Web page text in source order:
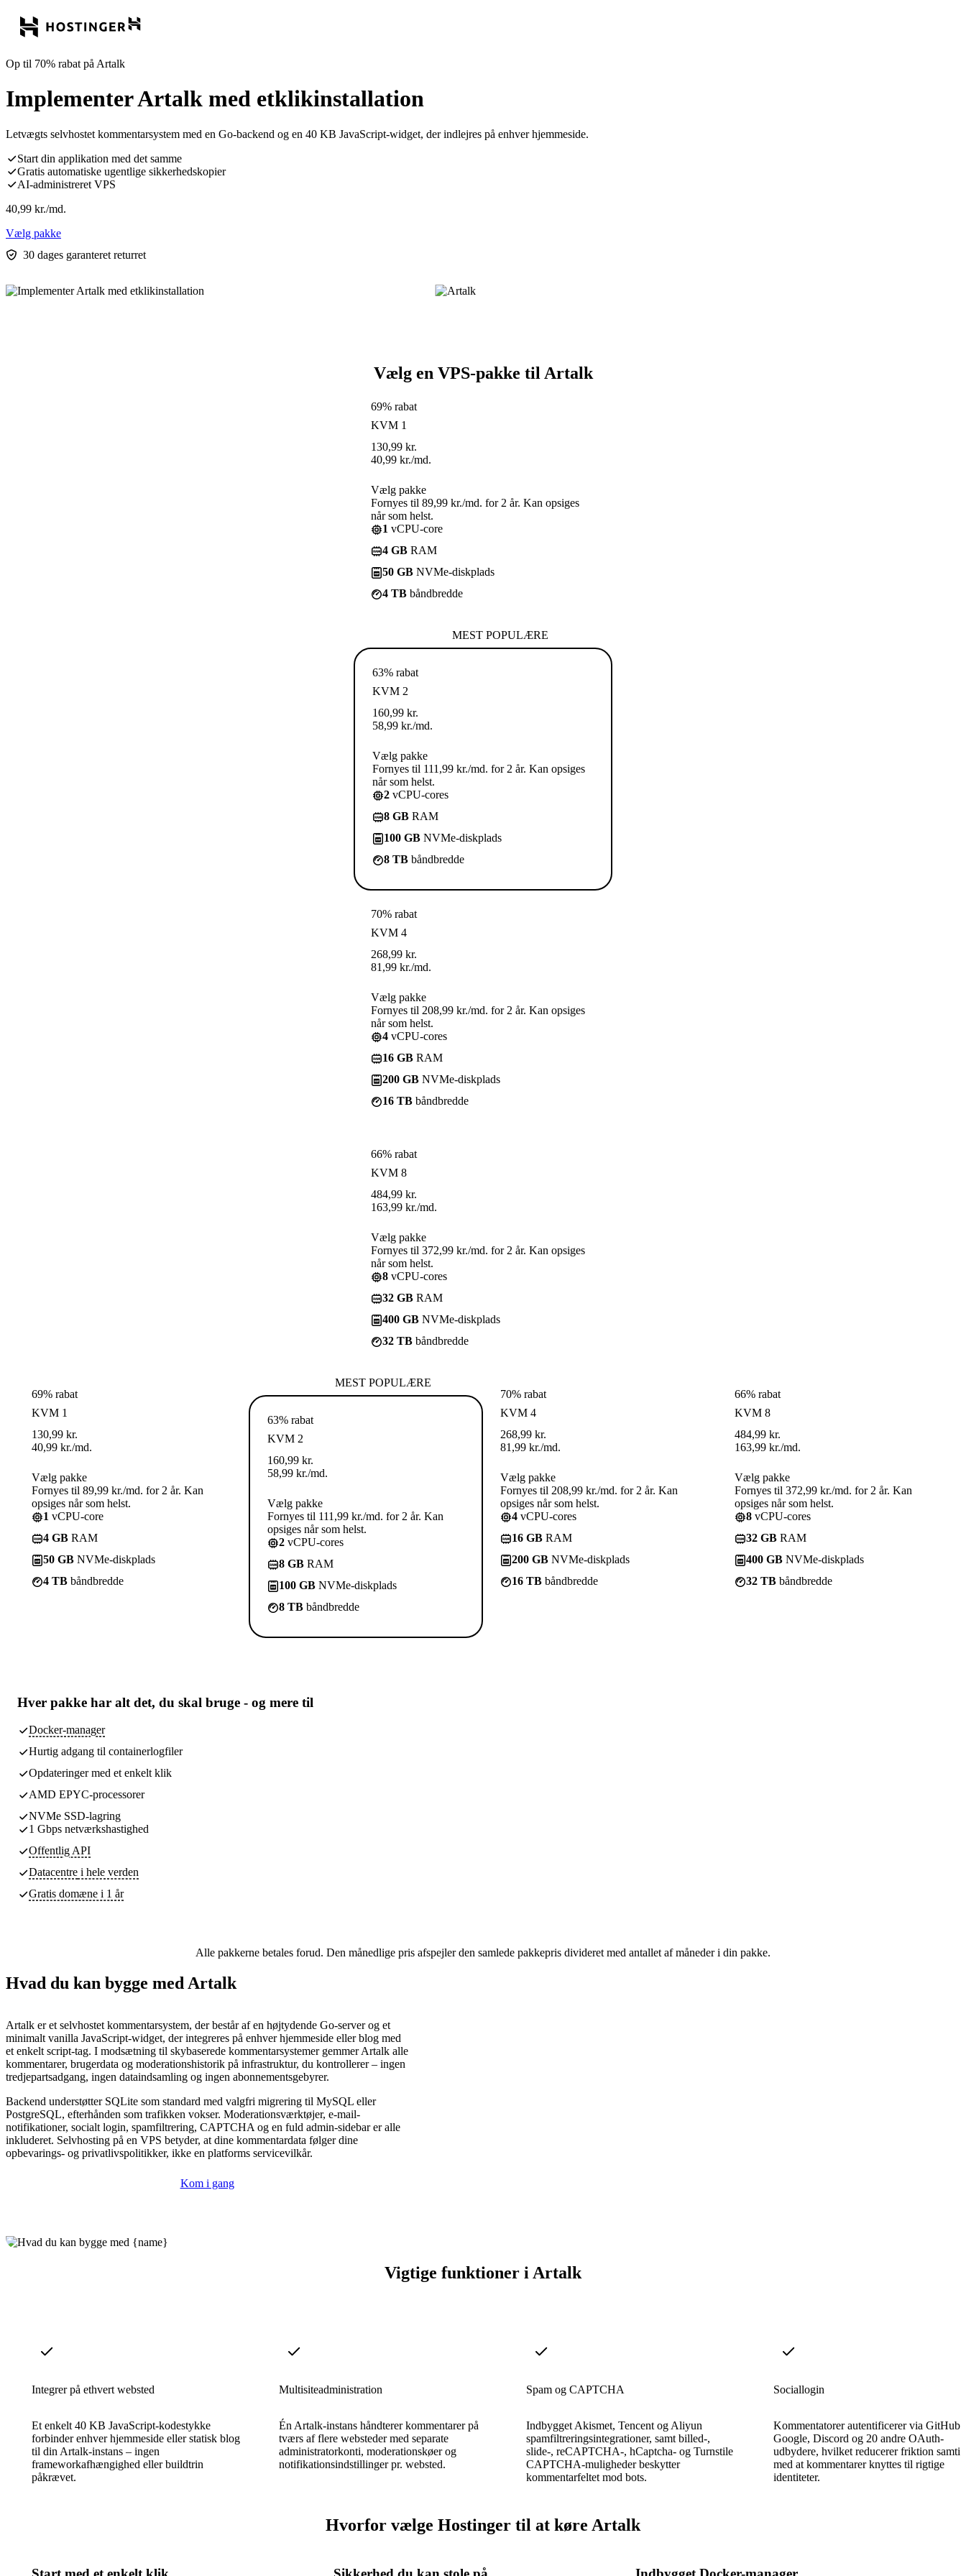
Op til 70% rabat på Artalk
Implementer Artalk med etklikinstallation
Letvægts selvhostet kommentarsystem med en Go-backend og en 40 KB JavaScript-widget, der indlejres på enhver hjemmeside.
Start din applikation med det samme
Gratis automatiske ugentlige sikkerhedskopier
AI-administreret VPS
40,99 kr./md.
Vælg pakke
30 dages garanteret returret
Vælg en VPS-pakke til Artalk
69% rabat
KVM 1
130,99 kr.
40,99 kr./md.
Vælg pakke
Fornyes til 89,99 kr./md. for 2 år. Kan opsiges
når som helst.
1 vCPU-core
4 GB RAM
50 GB NVMe-diskplads
4 TB båndbredde
MEST POPULÆRE
63% rabat
KVM 2
160,99 kr.
58,99 kr./md.
Vælg pakke
Fornyes til 111,99 kr./md. for 2 år. Kan opsiges
når som helst.
2 vCPU-cores
8 GB RAM
100 GB NVMe-diskplads
8 TB båndbredde
70% rabat
KVM 4
268,99 kr.
81,99 kr./md.
Vælg pakke
Fornyes til 208,99 kr./md. for 2 år. Kan opsiges
når som helst.
4 vCPU-cores
16 GB RAM
200 GB NVMe-diskplads
16 TB båndbredde
66% rabat
KVM 8
484,99 kr.
163,99 kr./md.
Vælg pakke
Fornyes til 372,99 kr./md. for 2 år. Kan opsiges
når som helst.
8 vCPU-cores
32 GB RAM
400 GB NVMe-diskplads
32 TB båndbredde
69% rabat
KVM 1
130,99 kr.
40,99 kr./md.
Vælg pakke
Fornyes til 89,99 kr./md. for 2 år. Kan
opsiges når som helst.
1 vCPU-core
4 GB RAM
50 GB NVMe-diskplads
4 TB båndbredde
MEST POPULÆRE
63% rabat
KVM 2
160,99 kr.
58,99 kr./md.
Vælg pakke
Fornyes til 111,99 kr./md. for 2 år. Kan
opsiges når som helst.
2 vCPU-cores
8 GB RAM
100 GB NVMe-diskplads
8 TB båndbredde
70% rabat
KVM 4
268,99 kr.
81,99 kr./md.
Vælg pakke
Fornyes til 208,99 kr./md. for 2 år. Kan
opsiges når som helst.
4 vCPU-cores
16 GB RAM
200 GB NVMe-diskplads
16 TB båndbredde
66% rabat
KVM 8
484,99 kr.
163,99 kr./md.
Vælg pakke
Fornyes til 372,99 kr./md. for 2 år. Kan
opsiges når som helst.
8 vCPU-cores
32 GB RAM
400 GB NVMe-diskplads
32 TB båndbredde
Hver pakke har alt det, du skal bruge - og mere til
Docker-manager
Hurtig adgang til containerlogfiler
Opdateringer med et enkelt klik
AMD EPYC-processorer
NVMe SSD-lagring
1 Gbps netværkshastighed
Offentlig API
Datacentre i hele verden
Gratis domæne i 1 år
Alle pakkerne betales forud. Den månedlige pris afspejler den samlede pakkepris divideret med antallet af måneder i din pakke.
Hvad du kan bygge med Artalk
Artalk er et selvhostet kommentarsystem, der består af en højtydende Go-server og et
minimalt vanilla JavaScript-widget, der integreres på enhver hjemmeside eller blog med
et enkelt script-tag. I modsætning til skybaserede kommentarsystemer gemmer Artalk alle
kommentarer, brugerdata og moderationshistorik på infrastruktur, du kontrollerer – ingen
tredjepartsadgang, ingen dataindsamling og ingen abonnementsgebyrer.
Backend understøtter SQLite som standard med valgfri migrering til MySQL eller
PostgreSQL, efterhånden som trafikken vokser. Moderationsværktøjer, e-mail-
notifikationer, socialt login, spamfiltrering, CAPTCHA og en fuld admin-sidebar er alle
inkluderet. Selvhosting på en VPS betyder, at dine kommentardata følger dine
opbevarings- og privatlivspolitikker, ikke en platforms servicevilkår.
Kom i gang
Vigtige funktioner i Artalk
Integrer på ethvert websted
Et enkelt 40 KB JavaScript-kodestykke
forbinder enhver hjemmeside eller statisk blog
til din Artalk-instans – ingen
frameworkafhængighed eller buildtrin
påkrævet.
Multisiteadministration
Én Artalk-instans håndterer kommentarer på
tværs af flere websteder med separate
administratorkonti, moderationskøer og
notifikationsindstillinger pr. websted.
Spam og CAPTCHA
Indbygget Akismet, Tencent og Aliyun
spamfiltreringsintegrationer, samt billed-,
slide-, reCAPTCHA-, hCaptcha- og Turnstile
CAPTCHA-muligheder beskytter
kommentarfeltet mod bots.
Sociallogin
Kommentatorer autentificerer via GitHub,
Google, Discord og 20 andre OAuth-
udbydere, hvilket reducerer friktion
med at kommentarer knyttes til rigtige
identiteter.
Hvorfor vælge Hostinger til at køre Artalk